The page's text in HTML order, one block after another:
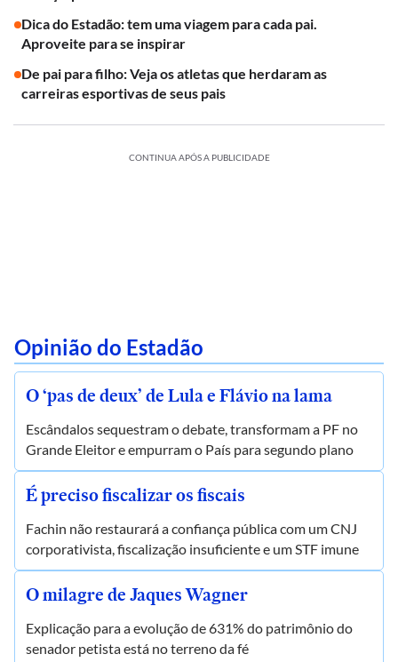
Dica do Estadão: tem uma viagem para cada pai.
Aproveite para se inspirar
De pai para filho: Veja os atletas que herdaram as
carreiras esportivas de seus pais
CONTINUA APÓS A PUBLICIDADE
Opinião do Estadão
O ‘pas de deux’ de Lula e Flávio na lama
Escândalos sequestram o debate, transformam a PF no
Grande Eleitor e empurram o País para segundo plano
É preciso fiscalizar os fiscais
Fachin não restaurará a confiança pública com um CNJ
corporativista, fiscalização insuficiente e um STF imune
O milagre de Jaques Wagner
Explicação para a evolução de 631% do patrimônio do
senador petista está no terreno da fé